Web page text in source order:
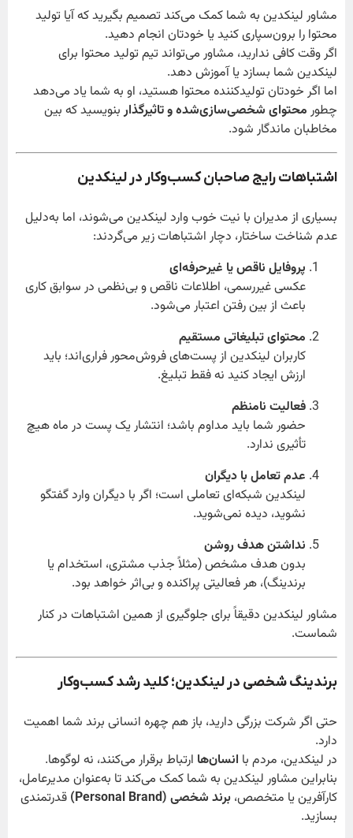
مشاور لینکدین به شما کمک می‌کند تصمیم بگیرید که آیا تولید
محتوا را برون‌سپاری کنید یا خودتان انجام دهید.
اگر وقت کافی ندارید، مشاور می‌تواند تیم تولید محتوا برای
لینکدین شما بسازد یا آموزش دهد.
اما اگر خودتان تولیدکننده محتوا هستید، او به شما یاد می‌دهد
چطور محتوای شخصی‌سازی‌شده و تاثیرگذاربنویسید که بین
مخاطبان ماندگار شود.
اشتباهات رایج صاحبان کسب‌وکار در لینکدین
بسیاری از مدیران با نیت خوب وارد لینکدین می‌شوند، اما به‌دلیل
عدم شناخت ساختار، دچار اشتباهات زیر می‌گردند:
پروفایل ناقص یا غیرحرفه‌ای
عکسی غیررسمی، اطلاعات ناقص و بی‌نظمی در سوابق کاری
باعث از بین رفتن اعتبار می‌شود.
محتوای تبلیغاتی مستقیم
کاربران لینکدین از پست‌های فروش‌محور فراری‌اند؛ باید
ارزش ایجاد کنید نه فقط تبلیغ.
فعالیت نامنظم
حضور شما باید مداوم باشد؛ انتشار یک پست در ماه هیچ
تأثیری ندارد.
عدم تعامل با دیگران
لینکدین شبکه‌ای تعاملی است؛ اگر با دیگران وارد گفتگو
نشوید، دیده نمی‌شوید.
نداشتن هدف روشن
بدون هدف مشخص (مثلاً جذب مشتری، استخدام یا
برندینگ)، هر فعالیتی پراکنده و بی‌اثر خواهد بود.
مشاور لینکدین دقیقاً برای جلوگیری از همین اشتباهات در کنار
شماست.
برندینگ شخصی در لینکدین؛ کلید رشد کسب‌وکار
حتی اگر شرکت بزرگی دارید، باز هم چهره انسانی برند شما اهمیت
دارد.
در لینکدین، مردم با انسان‌ها ارتباط برقرار می‌کنند، نه لوگوها.
بنابراین مشاور لینکدین به شما کمک می‌کند تا به‌عنوان مدیرعامل،
کارآفرین یا متخصص، برند شخصی (Personal Brand)
قدرتمندی
بسازید.